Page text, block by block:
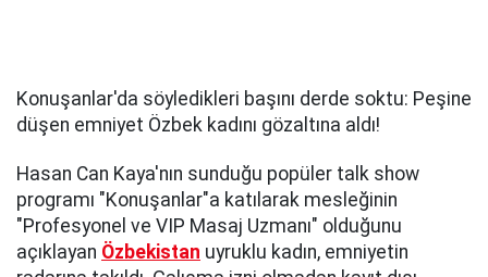
Konuşanlar'da söyledikleri başını derde soktu: Peşine
düşen emniyet Özbek kadını gözaltına aldı!
Hasan Can Kaya'nın sunduğu popüler talk show
programı "Konuşanlar"a katılarak mesleğinin
"Profesyonel ve VIP Masaj Uzmanı" olduğunu
açıklayan Özbekistan uyruklu kadın, emniyetin